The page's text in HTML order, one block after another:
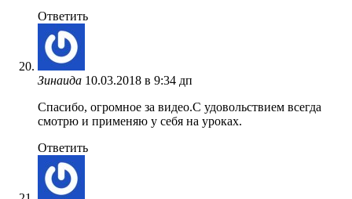
Ответить
Зинаида 10.03.2018 в 9:34 дп
Спасибо, огромное за видео.С удовольствием всегда
смотрю и применяю у себя на уроках.
Ответить